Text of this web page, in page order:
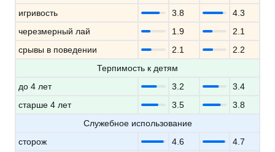
игривость
3.8
4.3
черезмерный лай
1.9
2.1
срывы в поведении
2.1
2.2
Терпимость к детям
до 4 лет
3.2
3.4
старше 4 лет
3.5
3.8
Служебное использование
сторож
4.6
4.7